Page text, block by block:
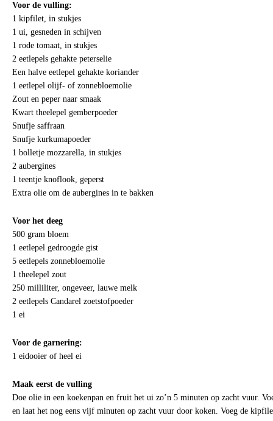
Voor de vulling:
1 kipfilet, in stukjes
1 ui, gesneden in schijven
1 rode tomaat, in stukjes
2 eetlepels gehakte peterselie
Een halve eetlepel gehakte koriander
1 eetlepel olijf- of zonnebloemolie
Zout en peper naar smaak
Kwart theelepel gemberpoeder
Snufje saffraan
Snufje kurkumapoeder
1 bolletje mozzarella, in stukjes
2 aubergines
1 teentje knoflook, geperst
Extra olie om de aubergines in te bakken
Voor het deeg
500 gram bloem
1 eetlepel gedroogde gist
5 eetlepels zonnebloemolie
1 theelepel zout
250 milliliter, ongeveer, lauwe melk
2 eetlepels Candarel zoetstofpoeder
1 ei
Voor de garnering:
1 eidooier of heel ei
Maak eerst de vulling
Doe olie in een koekenpan en fruit het ui zo’n 5 minuten op zacht vuur.
en laat het nog eens vijf minuten op zacht vuur door koken. Voeg de